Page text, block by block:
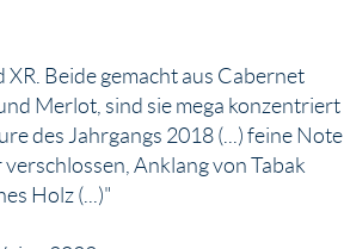
XR. Beide gemacht aus Cabernet
Merlot, sind sie mega konzentriert
des Jahrgangs 2018 (...) feine Note
Anklang von Tabak
Holz (...)"